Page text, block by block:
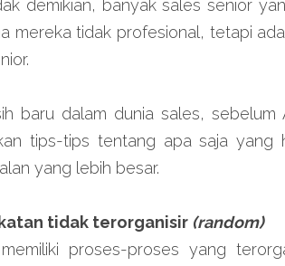
demikian, banyak sales senior
mereka tidak profesional, tetapi
baru dalam dunia sales, sebelum
tips-tips tentang apa saja yang
yang lebih besar.
tidak terorganisir (random)
proses-proses yang